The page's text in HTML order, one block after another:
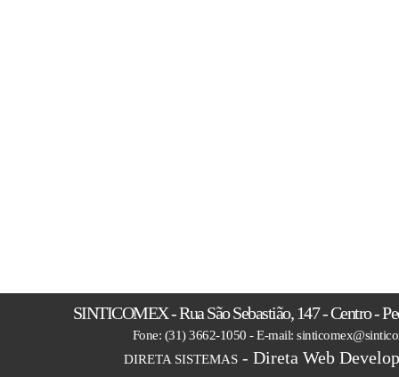
SINTICOMEX - Rua São Sebastião, 147 - Centro -
Fone: (31) 3662-1050 - E-mail:
DIRETA SISTEMAS- Direta Web